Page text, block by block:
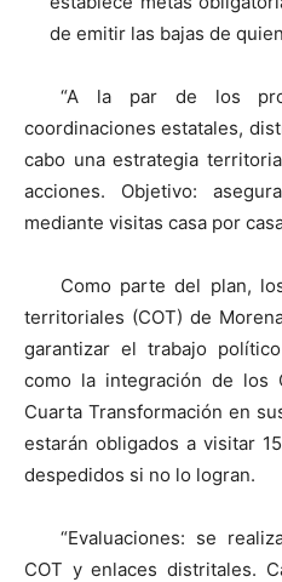
de emitir las bajas de
“A la par de los
coordinaciones estatales,
cabo una estrategia
acciones. Objetivo:
mediante visitas casa por
Como parte del plan,
territoriales (COT) de
garantizar el trabajo
como la integración de los
Cuarta Transformación en
estarán obligados a visitar
despedidos si no lo logran.
“Evaluaciones: se
COT y enlaces distritales.